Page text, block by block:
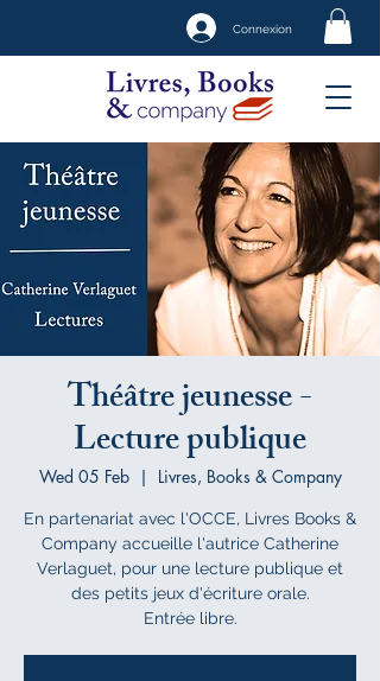
Connexion
Théâtre jeunesse -
Lecture publique
Wed 05 Feb
  |
Livres, Books & Company
En partenariat avec l'OCCE, Livres Books &
Company accueille l'autrice Catherine
Verlaguet, pour une lecture publique et
des petits jeux d'écriture orale.
Entrée libre.